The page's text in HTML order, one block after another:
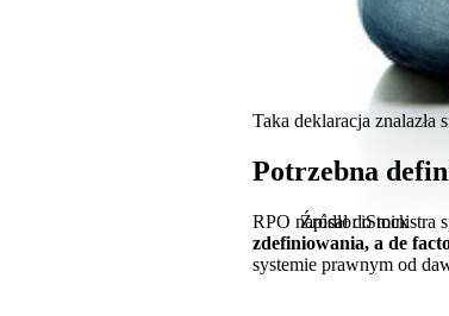
Źródło: iStock
Taka deklaracja
Potrzebna
RPO napisał do ministra
zdefiniowania, a de
systemie prawnym od